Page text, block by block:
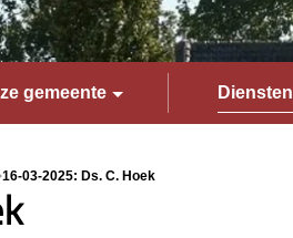
gemeente Diensten
16-03-2025: Ds. C. Hoek